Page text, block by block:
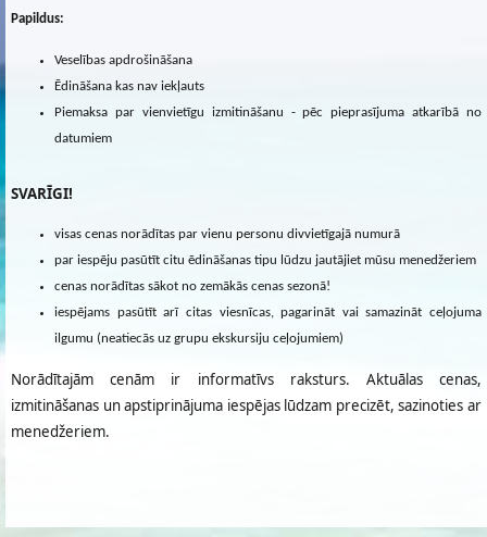
Papildus:
Veselības apdrošināšana
Ēdināšana kas nav iekļauts
Piemaksa par vienvietīgu izmitināšanu - pēc pieprasījuma atkarībā no
datumiem
SVARĪGI!
visas cenas norādītas par vienu personu divvietīgajā numurā
par iespēju pasūtīt citu ēdināšanas tipu lūdzu jautājiet mūsu menedžeriem
cenas norādītas sākot no zemākās cenas sezonā!
iespējams pasūtīt arī citas viesnīcas, pagarināt vai samazināt ceļojuma
ilgumu (neatiecās uz grupu ekskursiju ceļojumiem)
Norādītajām cenām ir informatīvs raksturs. Aktuālas cenas,
izmitināšanas un apstiprinājuma iespējas lūdzam precizēt, sazinoties ar
menedžeriem.